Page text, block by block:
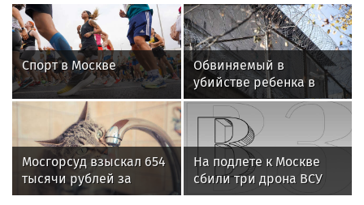
Спорт в Москве
Обвиняемый в
убийстве ребенка в
Петербурге Жилкин
содержится в
одиночной камере
Мосгорсуд взыскал 654
тысячи рублей за
залив квартиры из-за
На подлете к Москве
сбили три дрона ВСУ